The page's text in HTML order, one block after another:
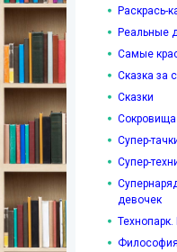
Раскрась-
Реальные
Самые
Сказка за
Сказки
Сокровища
Супер-
Супер-
девочек
Технопарк.
Философия